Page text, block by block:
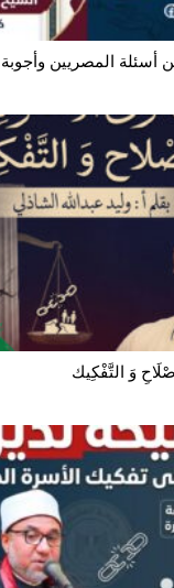
أسئلة المصريين وأجوبة
وَ التَّفْكِيك